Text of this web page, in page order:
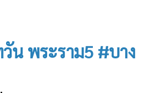
น พระราม5 #บาง